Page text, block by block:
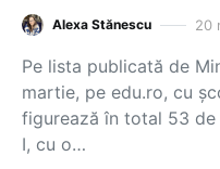
Alexa Stănescu 20
Pe lista publicată de
martie, pe edu.ro, cu
figurează în total 53
I, cu o…